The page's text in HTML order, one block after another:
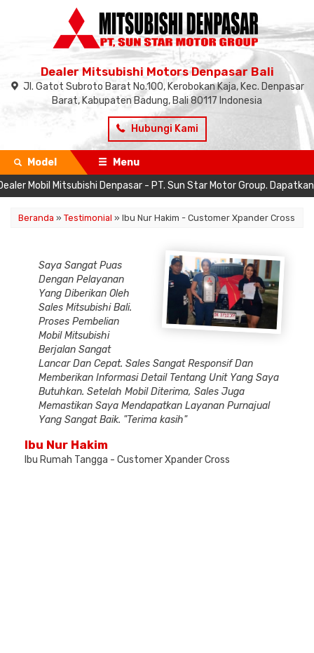
Dealer Mitsubishi Motors Denpasar Bali
Jl. Gatot Subroto Barat No.100, Kerobokan Kaja, Kec. Denpasar
Barat, Kabupaten Badung, Bali 80117 Indonesia
Hubungi Kami
Model
Menu
Mobil Mitsubishi Denpasar - PT. Sun Star Motor Group.
Beranda » Testimonial » Ibu Nur Hakim - Customer Xpander Cross
Saya Sangat Puas
Dengan Pelayanan
Yang Diberikan Oleh
Sales Mitsubishi Bali.
Proses Pembelian
Mobil Mitsubishi
Berjalan Sangat
Lancar Dan Cepat. Sales Sangat Responsif Dan
Memberikan Informasi Detail Tentang Unit Yang Saya
Butuhkan. Setelah Mobil Diterima, Sales Juga
Memastikan Saya Mendapatkan Layanan Purnajual
Yang Sangat Baik. "Terima kasih"
Ibu Nur Hakim
Ibu Rumah Tangga - Customer Xpander Cross